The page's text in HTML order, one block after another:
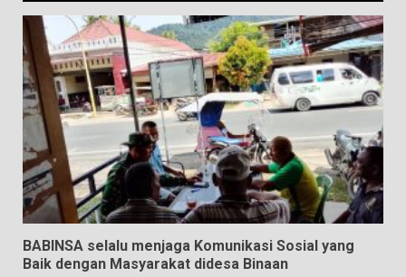
BABINSA selalu menjaga Komunikasi Sosial yang
Baik dengan Masyarakat didesa Binaan